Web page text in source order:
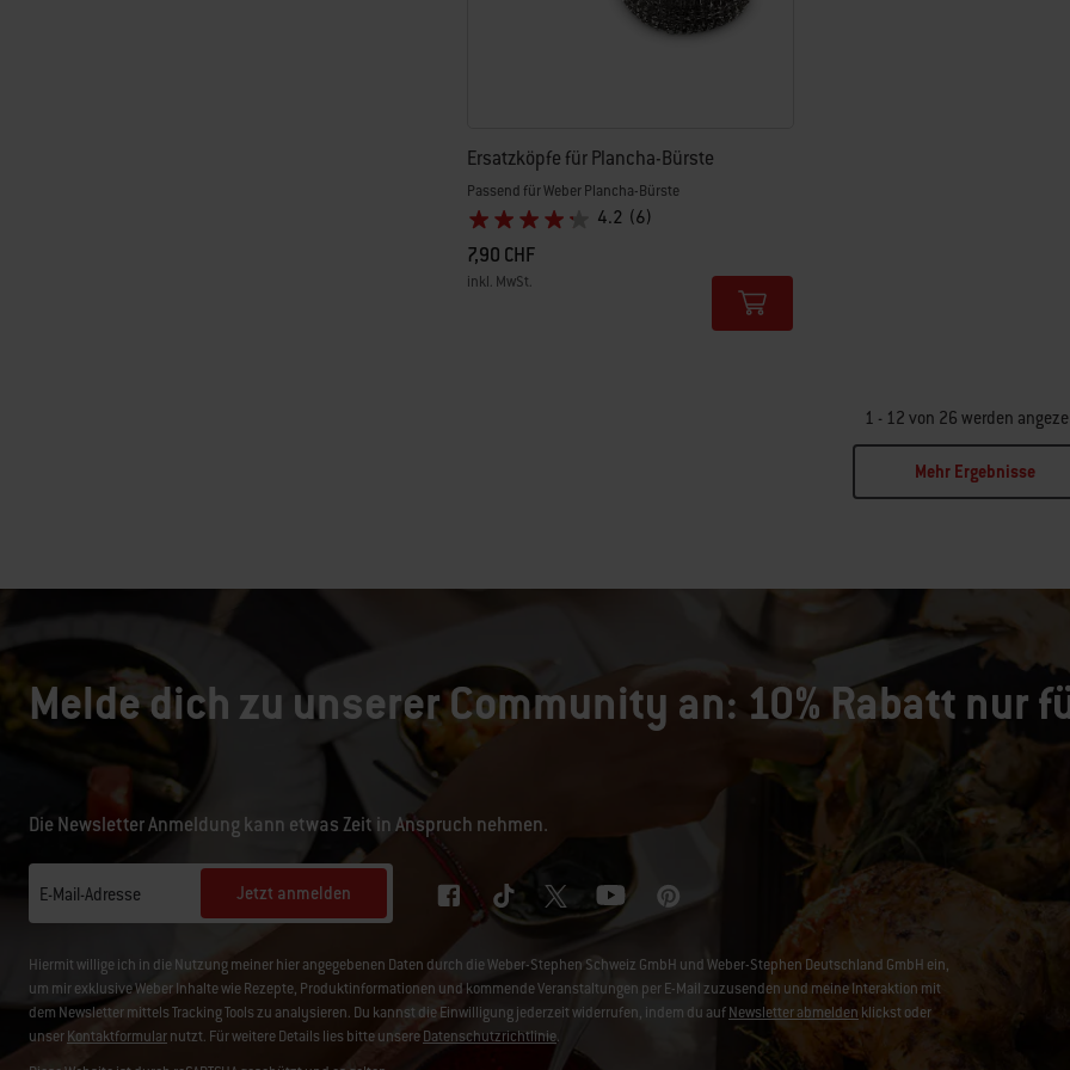
Ersatzköpfe für Plancha-Bürste
Passend für Weber Plancha-Bürste
4.2 (6)
7,90 CHF
inkl. MwSt.
1 - 12 von 26 werden
Mehr Ergebnisse
Melde dich zu unserer Community an: 10% Rabatt nur
Die Newsletter Anmeldung kann etwas Zeit in Anspruch nehmen.
E-Mail-Adresse Jetzt anmelden
Hiermit willige ich in die Nutzung meiner hier angegebenen Daten durch die Weber-Stephen Schweiz GmbH und Weber-Stephen Deutschland GmbH ein,
um mir exklusive Weber Inhalte wie Rezepte, Produktinformationen und kommende Veranstaltungen per E-Mail zuzusenden und meine Interaktion mit
dem Newsletter mittels Tracking Tools zu analysieren. Du kannst die Einwilligung jederzeit widerrufen, indem du aufNewsletter abmelden klickst oder
unserKontaktformularnutzt. Für weitere Details lies bitte unsereDatenschutzrichtlinie.